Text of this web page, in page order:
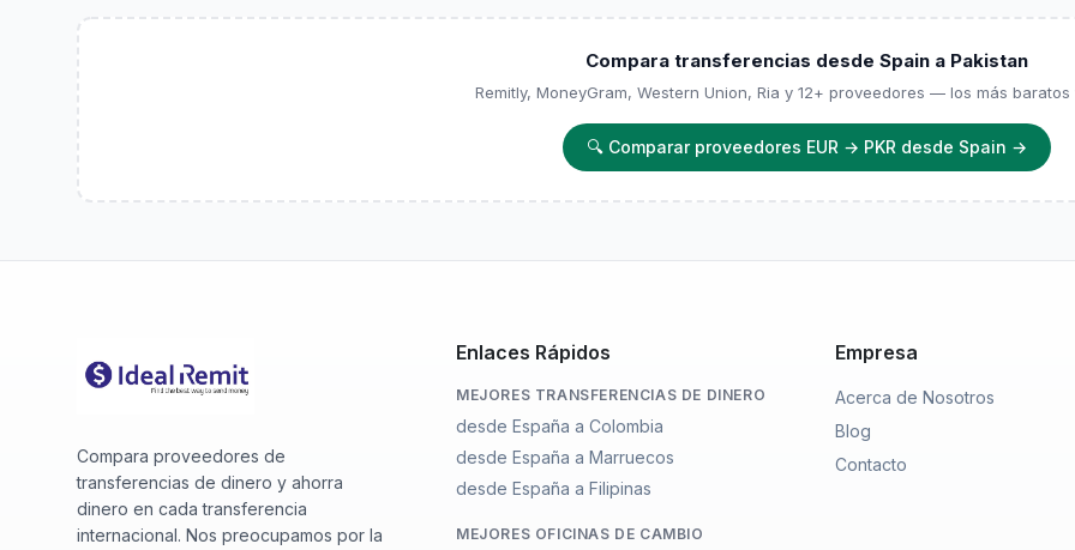
Compara transferencias desde Spain a Pakistan
Remitly, MoneyGram, Western Union, Ria y 12+ proveedores — los más
🔍 Comparar proveedores EUR → PKR desde Spain →
Compara proveedores de
transferencias de dinero y ahorra
dinero en cada transferencia
internacional. Nos preocupamos por la
Enlaces Rápidos
MEJORES TRANSFERENCIAS DE DINERO
desde España a Colombia
desde España a Marruecos
desde España a Filipinas
MEJORES OFICINAS DE CAMBIO
Empresa
Acerca de Nosotros
Blog
Contacto